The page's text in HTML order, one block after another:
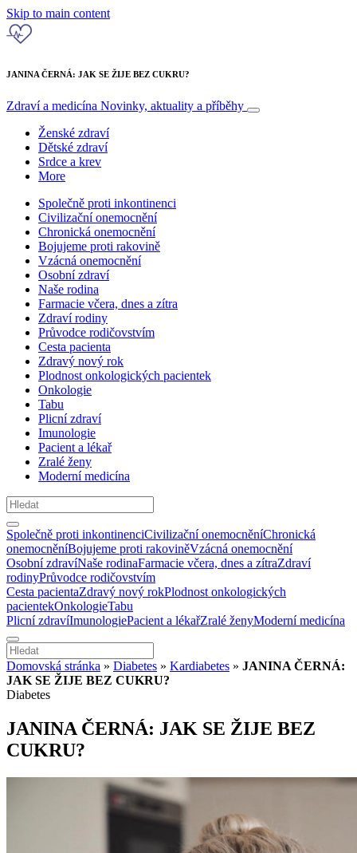
Skip to main content
JANINA ČERNÁ: JAK SE ŽIJE BEZ CUKRU?
Zdraví a medicína Novinky, aktuality a příběhy
Ženské zdraví
Dětské zdraví
Srdce a krev
More
Společně proti inkontinenci
Civilizační onemocnění
Chronická onemocnění
Bojujeme proti rakovině
Vzácná onemocnění
Osobní zdraví
Naše rodina
Farmacie včera, dnes a zítra
Zdraví rodiny
Průvodce rodičovstvím
Cesta pacienta
Zdravý nový rok
Plodnost onkologických pacientek
Onkologie
Tabu
Plicní zdraví
Imunologie
Pacient a lékař
Zralé ženy
Moderní medicína
Společně proti inkontinenciCivilizační onemocněníChronická
onemocněníBojujeme proti rakoviněVzácná onemocnění
Osobní zdravíNaše rodinaFarmacie včera, dnes a zítraZdraví
rodinyPrůvodce rodičovstvím
Cesta pacientaZdravý nový rokPlodnost onkologických
pacientekOnkologieTabu
Plicní zdravíImunologiePacient a lékařZralé ženyModerní medicína
Domovská stránka » Diabetes » Kardiabetes » JANINA ČERNÁ:
JAK SE ŽIJE BEZ CUKRU?
Diabetes
JANINA ČERNÁ: JAK SE ŽIJE BEZ
CUKRU?